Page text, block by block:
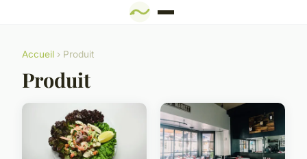
Accueil › Produit
Produit